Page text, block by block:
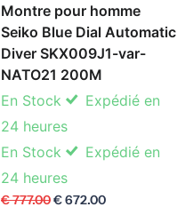
Montre pour homme
Seiko Blue Dial Automatic
Diver SKX009J1-var-
NATO21 200M
En Stock
Expédié en
24 heures
En Stock
Expédié en
24 heures
€ 777.00€ 672.00